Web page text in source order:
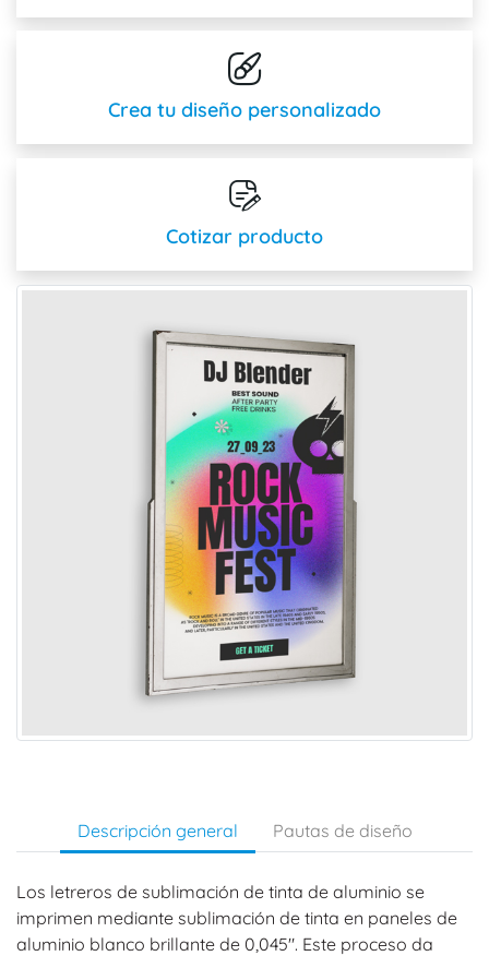
Crea tu diseño personalizado
Cotizar producto
Descripción general Pautas de diseño
Los letreros de sublimación de tinta de aluminio se
imprimen mediante sublimación de tinta en paneles de
aluminio blanco brillante de 0,045". Este proceso da